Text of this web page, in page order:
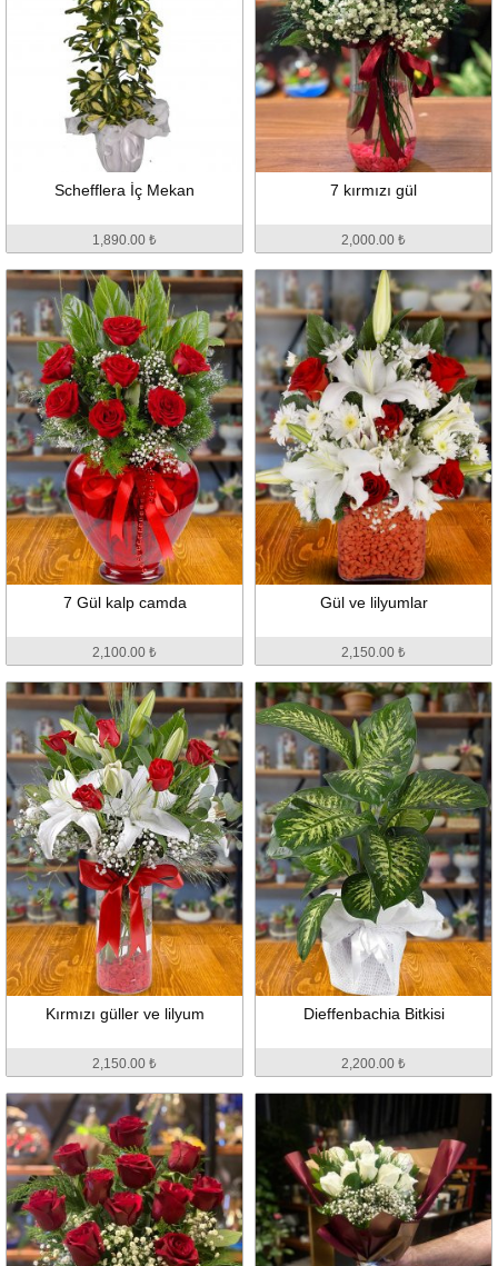
Schefflera İç Mekan
1,890.00 ₺
7 kırmızı gül
2,000.00 ₺
7 Gül kalp camda
2,100.00 ₺
Gül ve lilyumlar
2,150.00 ₺
Kırmızı güller ve lilyum
2,150.00 ₺
Dieffenbachia Bitkisi
2,200.00 ₺